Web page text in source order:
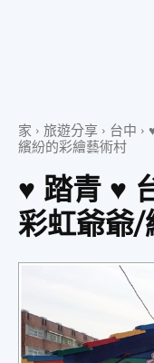
食、
家 旅遊分享 台中
繽紛的彩繪藝術村
♥ 踏青 ♥
彩虹爺爺/